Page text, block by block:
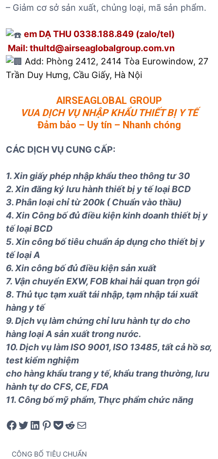
– Giảm cơ sở sản xuất, chủng loại, mã sản phẩm.
em DẠ THU 0338.188.849 (zalo/tel)
Mail: thultd@airseaglobalgroup.com.vn
Add: Phòng 2412, 2414 Tòa Eurowindow, 27
Trần Duy Hưng, Cầu Giấy, Hà Nội
AIRSEAGLOBAL GROUP
VUA DỊCH VỤ NHẬP KHẨU THIẾT BỊ Y TẾ
Đảm bảo – Uy tín – Nhanh chóng
CÁC DỊCH VỤ CUNG CẤP:
1. Xin giấy phép nhập khẩu theo thông tư 30
2. Xin đăng ký lưu hành thiết bị y tế loại BCD
3. Phân loại chỉ từ 200k ( Chuẩn vào thầu)
4. Xin Công bố đủ điều kiện kinh doanh thiết bị y
tế loại BCD
5. Xin công bố tiêu chuẩn áp dụng cho thiết bị y
tế loại A
6. Xin công bố đủ điều kiện sản xuất
7. Vận chuyển EXW, FOB khai hải quan trọn gói
8. Thủ tục tạm xuất tái nhập, tạm nhập tái xuất
hàng y tế
9. Dịch vụ làm chứng chỉ lưu hành tự do cho
hàng loại A sản xuất trongnước.
10. Dịch vụ làm ISO 9001, ISO 13485, tất cả hồ sơ,
test kiểm nghiệm
chohàng khẩu trang y tế, khẩu trang thường, lưu
hành tự do CFS, CE, FDA
11. Công bố mỹ phẩm, Thực phẩm chức năng
Share on Facebook Tweet on Twitter Share on LinkedIn Pin on Pinterest Save to pocket Share on Reddit Share via Email
CÔNG BỐ TIÊU CHUẨN